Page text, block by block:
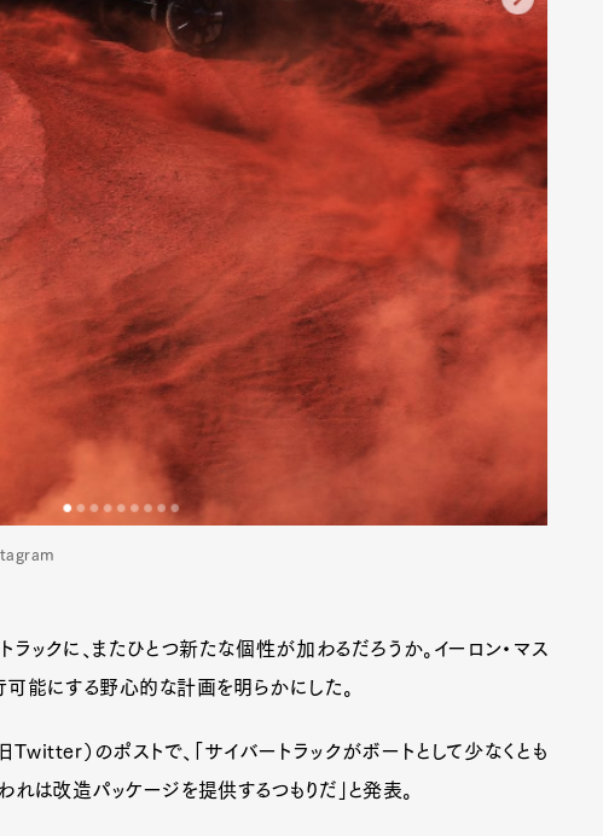
ックに、またひとつ新たな個性が加わるだろうか。イーロン・マス
能にする野心的な計画を明らかにした。
）のポストで、「サイバートラックがボートとして少なくとも
は改造パッケージを提供するつもりだ」と発表。